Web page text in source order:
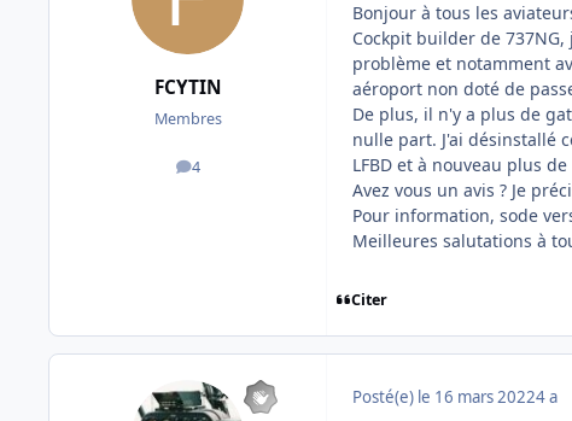
FCYTIN
Membres
4
messages
Bonjour à tous les
Cockpit builder de
problème et notamment
aéroport non doté de
De plus, il n'y a plus de
nulle part. J'ai désinstallé
LFBD et à nouveau plus
Avez vous un avis ? Je
Pour information, sode
Meilleures salutations à
Citer
Posté(e) le 16 mars 20224 a